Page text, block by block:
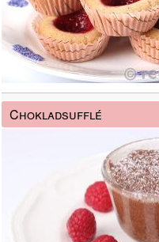
Chokladsufflé